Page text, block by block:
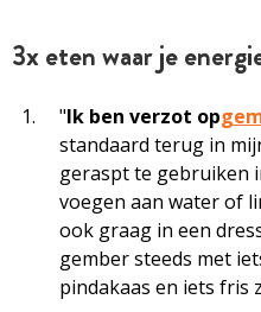
3x eten waar je
"Ik ben verzot op
standaard terug in
geraspt te gebruiken
voegen aan water of
ook graag in een
gember steeds met
pindakaas en iets fris